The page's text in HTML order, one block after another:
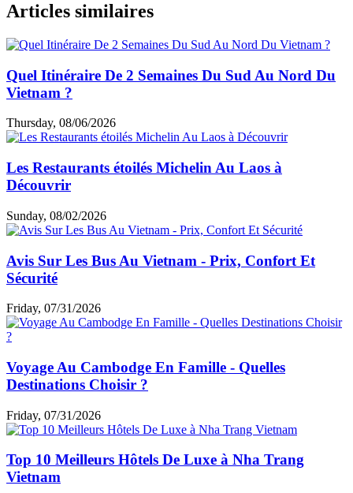
Articles similaires
Quel Itinéraire De 2 Semaines Du Sud Au Nord Du
Vietnam ?
Thursday, 08/06/2026
Les Restaurants étoilés Michelin Au Laos à
Découvrir
Sunday, 08/02/2026
Avis Sur Les Bus Au Vietnam - Prix, Confort Et
Sécurité
Friday, 07/31/2026
Voyage Au Cambodge En Famille - Quelles
Destinations Choisir ?
Friday, 07/31/2026
Top 10 Meilleurs Hôtels De Luxe à Nha Trang
Vietnam